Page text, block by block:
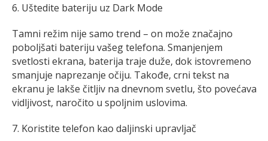
6. Uštedite bateriju uz Dark Mode
Tamni režim nije samo trend – on može značajno
poboljšati bateriju vašeg telefona. Smanjenjem
svetlosti ekrana, baterija traje duže, dok istovremeno
smanjuje naprezanje očiju. Takođe, crni tekst na
ekranu je lakše čitljiv na dnevnom svetlu, što povećava
vidljivost, naročito u spoljnim uslovima.
7. Koristite telefon kao daljinski upravljač